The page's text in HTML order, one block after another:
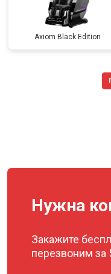
Axiom Black Edition
Нужна
Закажите
перезвоним за